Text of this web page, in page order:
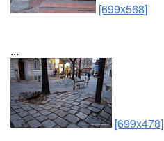
[699x568]
...
[699x478]